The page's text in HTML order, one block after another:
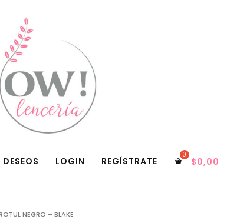
LOGIN REGÍSTRATE $0,00
NEGRO – BLAKE